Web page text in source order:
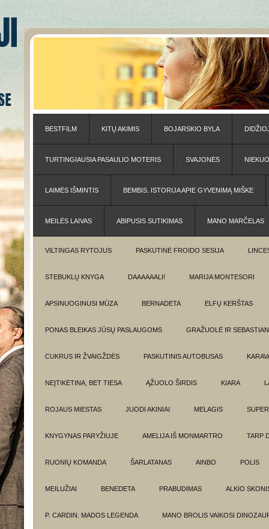
BESTFILM KITŲ AKIMIS BOJARSKIO BYLA
TURTINGIAUSIA PASAULIO MOTERIS SVAJONĖS
LAIMĖS IŠMINTIS BEMBIS. ISTORIJA APIE GYVENIMĄ MIŠKE
MEILĖS LAIVAS ABIPUSIS SUTIKIMAS MANO MARČELAS
VILTINGAS RYTOJUS PASKUTINĖ FROIDO SESIJA
STEBUKLŲ KNYGA DAAAAAALI! MARIJA MONTESORI
APSINUOGINUSI MŪZA BERNADETA ELFŲ KERŠTAS
PONAS BLEIKAS JŪSŲ PASLAUGOMS GRAŽUOLĖ IR
CUKRUS IR ŽVAIGŽDĖS PASKUTINIS AUTOBUSAS
NEĮTIKĖTINA, BET TIESA ĄŽUOLO ŠIRDIS KIARA
ROJAUS MIESTAS JUODI AKINIAI MELAGIS
KNYGYNAS PARYŽIUJE AMELIJA IŠ MONMARTRO TARP
RUONIŲ KOMANDA ŠARLATANAS AINBO POLIS
MEILUŽIAI BENEDETA PRABUDIMAS ALKIO
P. CARDIN. MADOS LEGENDA MANO BROLIS VAIKOSI